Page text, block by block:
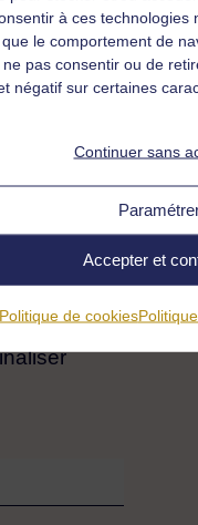
à ces
le comportement de
pas consentir ou de
négatif sur certaines
Accepter et
Continuer sans
Politique de cookies
sera alors